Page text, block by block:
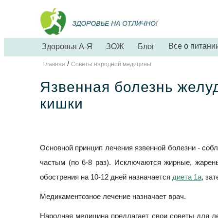
Здоровья А-Я ЗОЖ Блог Все о
Главная / Советы народной медицины
Язвенная болезнь
кишки
Основной принцип лечения язвенной болезни -
частым (по 6-8 раз). Исключаются жирные,
обострения на 10-12 дней назначается диета 1а,
Медикаментозное лечение назначает врач.
Народная медицина предлагает свои советы для